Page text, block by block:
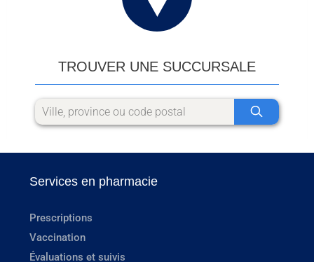
TROUVER UNE SUCCURSALE
Services en pharmacie
Prescriptions
Vaccination
Évaluations et suivis